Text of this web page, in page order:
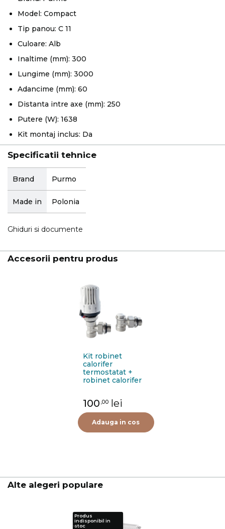
Model: Compact
Tip panou: C 11
Culoare: Alb
Inaltime (mm): 300
Lungime (mm): 3000
Adancime (mm): 60
Distanta intre axe (mm): 250
Putere (W): 1638
Kit montaj inclus: Da
Specificatii tehnice
Brand Purmo
Made in Polonia
Ghiduri si documente
Accesorii pentru produs
Kit robinet
calorifer
termostatat +
robinet calorifer
FIG01213502I0011,
alama, 1/2"
100 ,00 lei
Adauga in cos
Alte alegeri populare
Produs
indisponibil in
stoc